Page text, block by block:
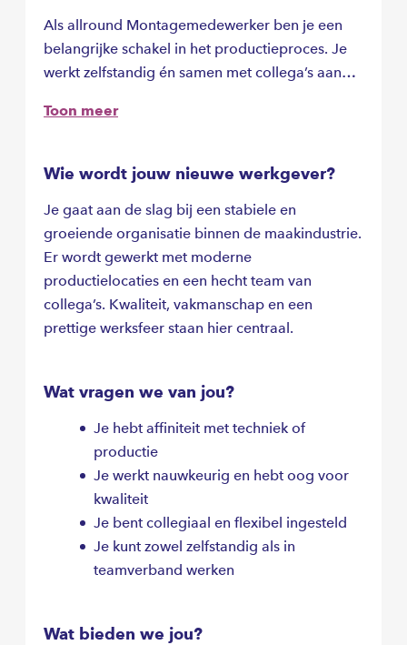
Als allround Montagemedewerker ben je een
belangrijke schakel in het productieproces. Je
werkt zelfstandig én samen met collega’s aan
kozijnen.
Toon meer
Wie wordt jouw nieuwe werkgever?
Je gaat aan de slag bij een stabiele en
groeiende organisatie binnen de maakindustrie.
Er wordt gewerkt met moderne
productielocaties en een hecht team van
collega’s. Kwaliteit, vakmanschap en een
prettige werksfeer staan hier centraal.
Wat vragen we van jou?
Je hebt affiniteit met techniek of
productie
Je werkt nauwkeurig en hebt oog voor
kwaliteit
Je bent collegiaal en flexibel ingesteld
Je kunt zowel zelfstandig als in
teamverband werken
Wat bieden we jou?